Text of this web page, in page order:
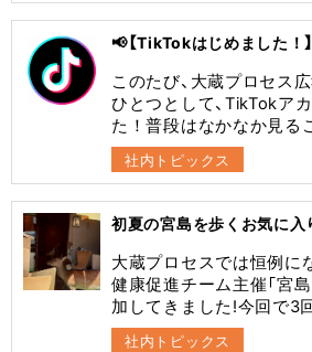
📢【TikTokはじめました！
このたび、大蔵プロセス
ひとつとして、TikTokア
た！普段はなかなか見る
社内トピックス
初夏の宮島を歩くお気に入
大蔵プロセスでは恒例に
健康促進チーム主催「宮
加してきました!今回で3
社内トピックス